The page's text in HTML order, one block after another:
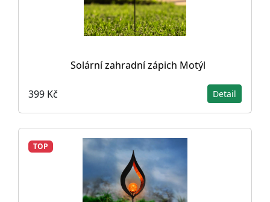
Solární zahradní zápich Motýl
399 Kč Detail
TOP